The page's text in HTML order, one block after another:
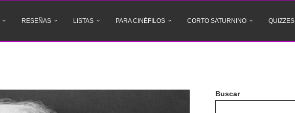
RESEÑAS LISTAS PARA CINÉFILOS CORTO SATURNINO QUIZZES
Buscar